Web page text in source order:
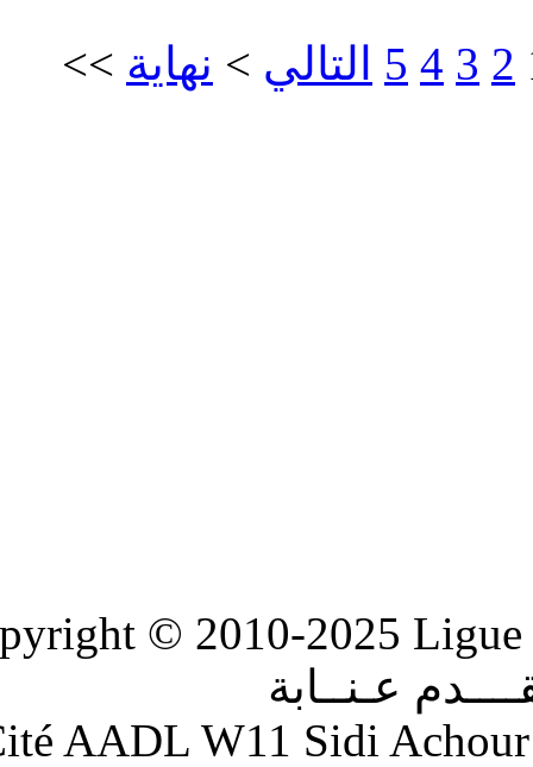
>نهاية>>
Copyright © 2010-
Adresse : Cité AADL W11